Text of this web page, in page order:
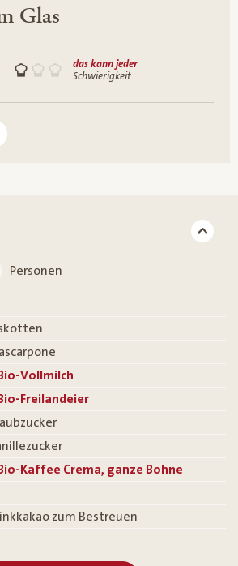
Glas
das kann jeder
Schwierigkeit
Personen
Vollmilch
Freilandeier
Kaffee Crema, ganze Bohne
zum Bestreuen